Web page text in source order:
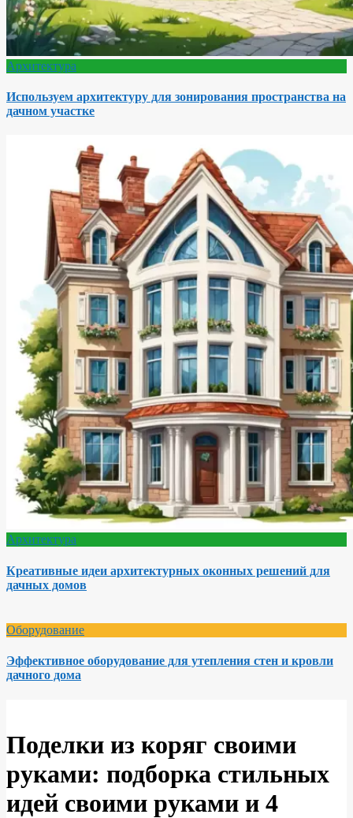
Архитектура
Используем архитектуру для зонирования пространства на
дачном участке
Архитектура
Креативные идеи архитектурных оконных решений для
дачных домов
Оборудование
Эффективное оборудование для утепления стен и кровли
дачного дома
Поделки из коряг своими
руками: подборка стильных
идей своими руками и 4